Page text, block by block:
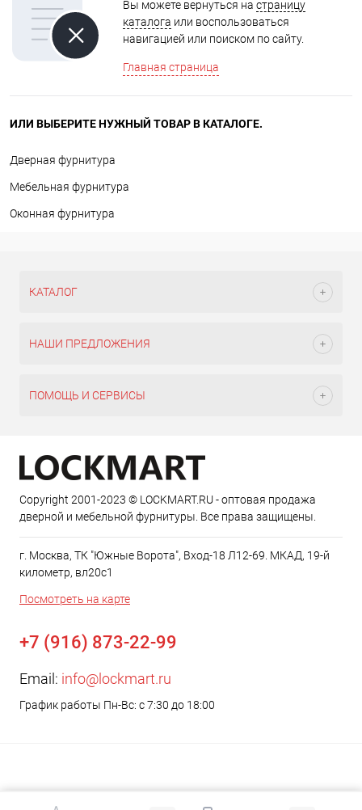
Вы можете вернуться на страницу
каталога или воспользоваться
навигацией или поиском по сайту.
Главная страница
ИЛИ ВЫБЕРИТЕ НУЖНЫЙ ТОВАР В КАТАЛОГЕ.
Дверная фурнитура
Мебельная фурнитура
Оконная фурнитура
КАТАЛОГ
НАШИ ПРЕДЛОЖЕНИЯ
ПОМОЩЬ И СЕРВИСЫ
Copyright 2001-2023 © LOCKMART.RU - оптовая продажа
дверной и мебельной фурнитуры. Все права защищены.
г. Москва, ТК "Южные Ворота", Вход-18 Л12-69. МКАД, 19-й
километр, вл20с1
Посмотреть на карте
+7 (916) 873-22-99
Email: info@lockmart.ru
График работы Пн-Вс: с 7:30 до 18:00